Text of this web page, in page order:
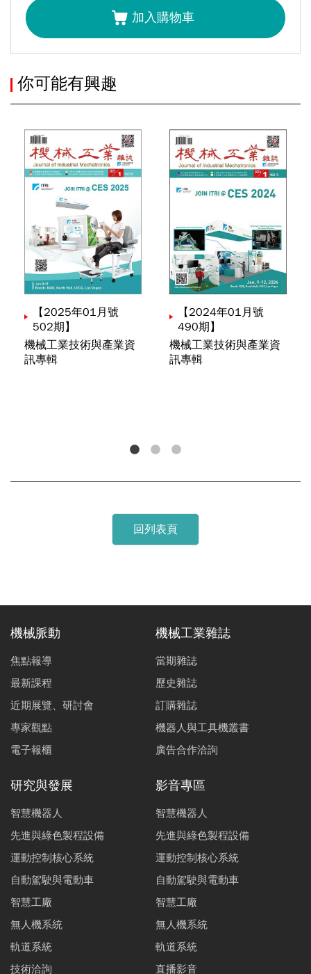
技術專題主編前言｜啟動2026智慧機械新時代
岳俊豪
領袖觀點｜臺灣加速無人機產業發展的關鍵策略
從自動化到自主化：AI 與機器人引領智慧製造新格局
蔡佳琪
2026年：人型機器人製造與量產之路
呂佩瑄
機器人時代下的線性傳動元件新格局
劉東昇
全球無人機產業法規發展概述
全球無人水面載具產業探索
洪于展
李國昶
先進封裝之非破壞量檢測技術發展與應用趨勢
臺灣工具機潛力市場分析—印度
加入購物車
你可能有興趣
Previous
【2025年01月號
502期】
機械工業技術與產業資
訊專輯
【2024年01月號
490期】
機械工業技術與產業資
訊專輯
1 2 3
回列表頁
機械脈動
焦點報導
最新課程
近期展覽、研討會
專家觀點
電子報櫃
機械工業雜誌
當期雜誌
歷史雜誌
訂購雜誌
機器人與工具機叢書
廣告合作洽詢
研究與發展
智慧機器人
先進與綠色製程設備
運動控制核心系統
自動駕駛與電動車
智慧工廠
無人機系統
軌道系統
技術洽詢
影音專區
智慧機器人
先進與綠色製程設備
運動控制核心系統
自動駕駛與電動車
智慧工廠
無人機系統
軌道系統
直播影音